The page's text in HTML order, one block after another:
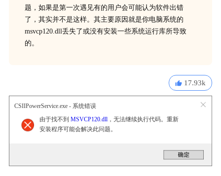
题，如果是第一次遇见有的用户会可能认为软件出错
了，其实并不是这样。其主要原因就是你电脑系统的
msvcp120.dll丢失了或没有安装一些系统运行库所导致
的。
17.93k
CSIIPowerService.exe - 系统错误
由于找不到 MSVCP120.dll，无法继续执行代码。重新
安装程序可能会解决此问题。